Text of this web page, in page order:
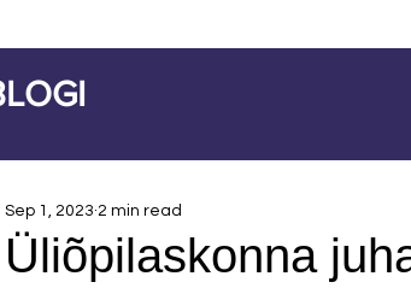
Üliõpilaskonna
Sep 1, 2023 2 min read